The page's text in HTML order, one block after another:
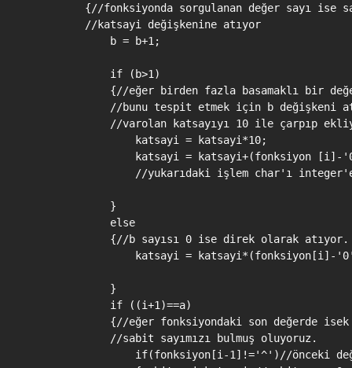
{//fonksiyonda sorgulanan değer sayı ise
        //katsayi değişkenine atıyor
            b = b+1;
            if (b>1)
{//eğer birden fazla basamaklı bir
//bunu tespit etmek için b değişkeni
//varolan katsayıyı 10 ile çarpıp
                katsayi = katsayi*10;
katsayi = katsayi+(fonksiyon [i]-
//yukarıdaki işlem char'ı
            }
            else
            {//b sayısı 0 ise direk olarak atıyor.
katsayi = katsayi*(fonksiyon[i]-
            }
            if ((i+1)==a)
            {//eğer fonksiyondaki son değerde isek
            //sabit sayımızı bulmuş oluyoruz.
if(fonksiyon[i-1]!='^')//önceki